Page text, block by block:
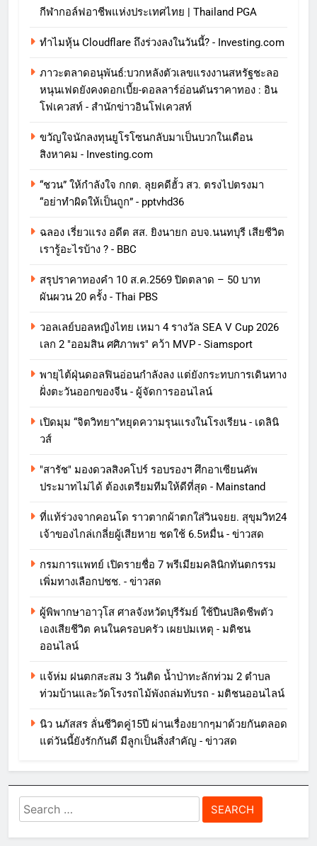
กีฬากอล์ฟอาชีพแห่งประเทศไทย | Thailand PGA
ทําไมหุ้น Cloudflare ถึงร่วงลงในวันนี้? - Investing.com
ภาวะตลาดอนุพันธ์:บวกหลังตัวเลขแรงงานสหรัฐชะลอ
หนุนเฟดยังคงดอกเบี้ย-ดอลลาร์อ่อนดันราคาทอง : อิน
โฟเควสท์ - สำนักข่าวอินโฟเควสท์
ขวัญใจนักลงทุนยูโรโซนกลับมาเป็นบวกในเดือน
สิงหาคม - Investing.com
“ชวน” ให้กำลังใจ กกต. ลุยคดีฮั้ว สว. ตรงไปตรงมา
“อย่าทำผิดให้เป็นถูก” - pptvhd36
ฉลอง เรี่ยวแรง อดีต สส. ยิงนายก อบจ.นนทบุรี เสียชีวิต
เรารู้อะไรบ้าง ? - BBC
สรุปราคาทองคำ 10 ส.ค.2569 ปิดตลาด – 50 บาท
ผันผวน 20 ครั้ง - Thai PBS
วอลเลย์บอลหญิงไทย เหมา 4 รางวัล SEA V Cup 2026
เลก 2 "ออมสิน ศศิภาพร" คว้า MVP - Siamsport
พายุไต้ฝุ่นดอลฟินอ่อนกำลังลง แต่ยังกระทบการเดินทาง
ฝั่งตะวันออกของจีน - ผู้จัดการออนไลน์
เปิดมุม “จิตวิทยา”หยุดความรุนแรงในโรงเรียน - เดลินิ
วส์
"สารัช" มองดวลสิงคโปร์ รอบรองฯ ศึกอาเซียนคัพ
ประมาทไม่ได้ ต้องเตรียมทีมให้ดีที่สุด - Mainstand
ที่แท้ร่วงจากคอนโด ราวตากผ้าตกใส่วินจยย. สุขุมวิท24
เจ้าของไกล่เกลี่ยผู้เสียหาย ชดใช้ 6.5หมื่น - ข่าวสด
กรมการแพทย์ เปิดรายชื่อ 7 พรีเมียมคลินิกทันตกรรม
เพิ่มทางเลือกปชช. - ข่าวสด
ผู้พิพากษาอาวุโส ศาลจังหวัดบุรีรัมย์ ใช้ปืนปลิดชีพตัว
เองเสียชีวิต คนในครอบครัว เผยปมเหตุ - มติชน
ออนไลน์
แจ้ห่ม ฝนตกสะสม 3 วันติด น้ำป่าทะลักท่วม 2 ตำบล
ท่วมบ้านและวัดโรงรถไม้พังถล่มทับรถ - มติชนออนไลน์
นิว นภัสสร ลั่นชีวิตคู่15ปี ผ่านเรื่องยากๆมาด้วยกันตลอด
แต่วันนี้ยังรักกันดี มีลูกเป็นสิ่งสำคัญ - ข่าวสด
Search
for: